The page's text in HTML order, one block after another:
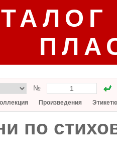
№
Произведения
по